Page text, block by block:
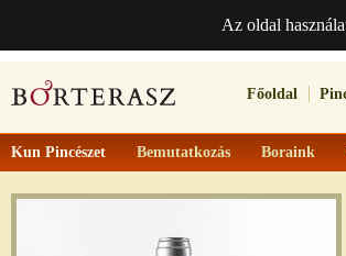
Az oldal
Főoldal
Kun Pincészet Bemutatkozás Boraink